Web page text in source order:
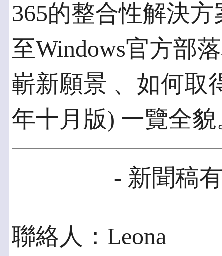
365的整合性解決
至Windows官方部
嶄新願景 、如何取
年十月版) 一覽全貌
- 新聞稿
聯絡人：Leona